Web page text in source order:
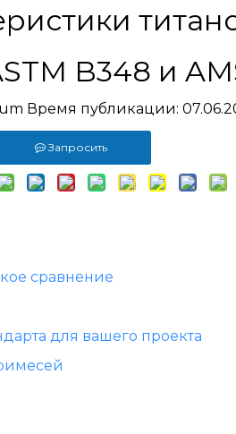
B348 и
Время публикации:
Запросить
сравнение
для вашего проекта